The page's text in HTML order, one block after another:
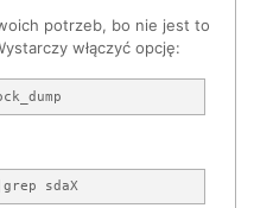
potrzeb, bo nie jest to
włączyć opcję:
# tail -f /var/log/syslog |grep sdaX